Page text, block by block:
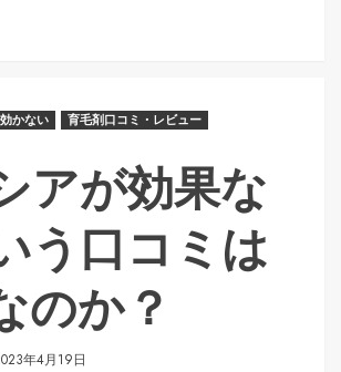
かない
育毛剤口コミ・レビュー
アが効果な
う口コミは
のか？
年4月19日